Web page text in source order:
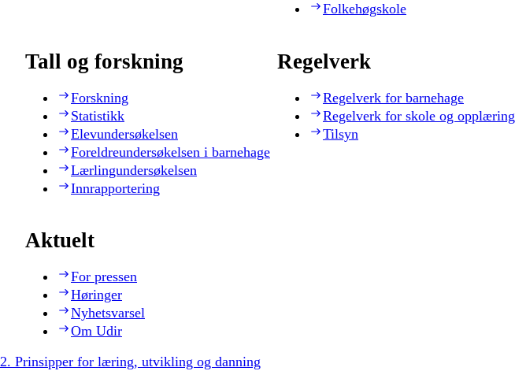
Folkehøgskole
Tall og forskning
Forskning
Statistikk
Elevundersøkelsen
Foreldreundersøkelsen i barnehage
Lærlingundersøkelsen
Innrapportering
Regelverk
Regelverk for barnehage
Regelverk for skole og opplæring
Tilsyn
Aktuelt
For pressen
Høringer
Nyhetsvarsel
Om Udir
2. Prinsipper for læring, utvikling og danning